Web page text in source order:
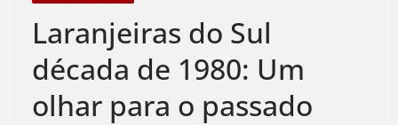
Laranjeiras do Sul
década de 1980: Um
olhar para o passado